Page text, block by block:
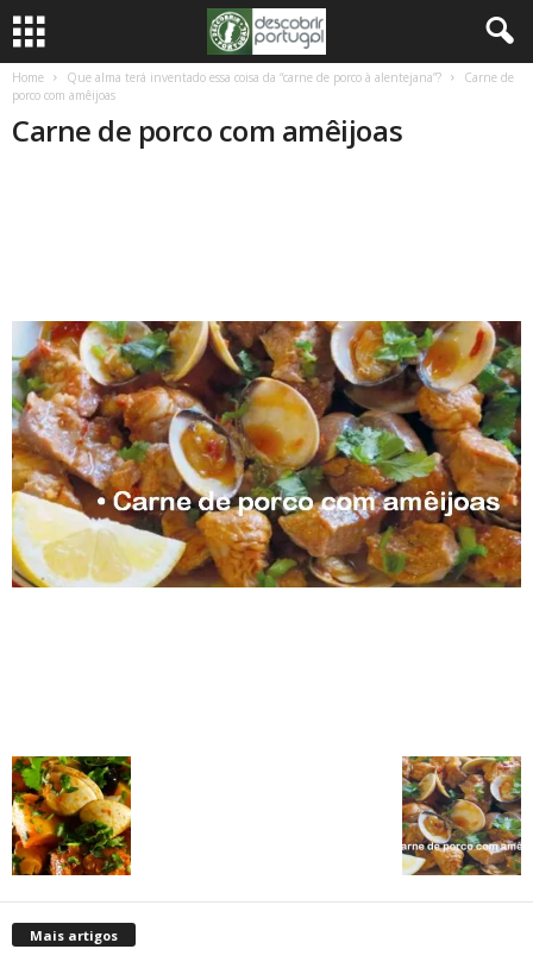
Home Que alma terá inventado essa coisa da “carne de porco à alentejana”?
Carne de
porco com amêijoas
Carne de porco com amêijoas
Mais artigos